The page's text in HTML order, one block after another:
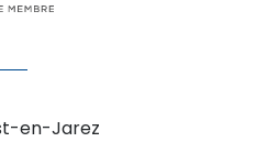
en-Jarez